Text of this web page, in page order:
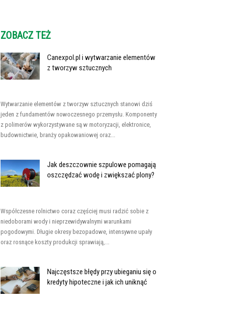
ZOBACZ TEŻ
Canexpol.pl i wytwarzanie elementów
z tworzyw sztucznych
Wytwarzanie elementów z tworzyw sztucznych stanowi dziś
jeden z fundamentów nowoczesnego przemysłu. Komponenty
z polimerów wykorzystywane są w motoryzacji, elektronice,
budownictwie, branży opakowaniowej oraz...
Jak deszczownie szpulowe pomagają
oszczędzać wodę i zwiększać plony?
Współczesne rolnictwo coraz częściej musi radzić sobie z
niedoborami wody i nieprzewidywalnymi warunkami
pogodowymi. Długie okresy bezopadowe, intensywne upały
oraz rosnące koszty produkcji sprawiają,...
Najczęstsze błędy przy ubieganiu się o
kredyty hipoteczne i jak ich uniknąć